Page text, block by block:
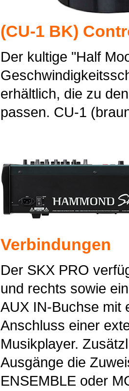
(CU-1 BK)
Der kultige "Half
erhältlich, die zu
passen. CU-1
Verbindungen
Der SKX PRO
und rechts sowie
AUX IN-Buchse mit
Anschluss einer
Musikplayer.
Ausgänge die
ENSEMBLE oder